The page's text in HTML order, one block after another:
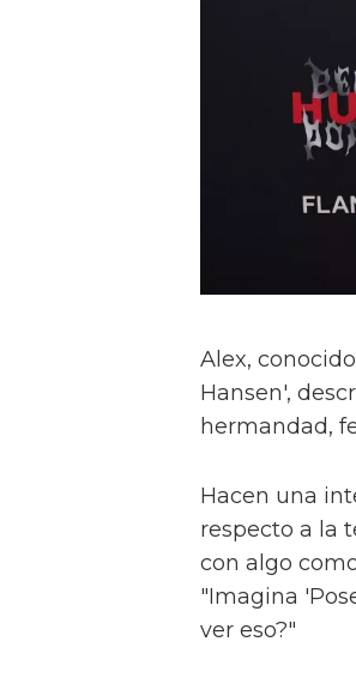
Alex,
Hansen',
hermandad,
Hacen una
respecto a la
con algo
"Imagina
ver eso?"